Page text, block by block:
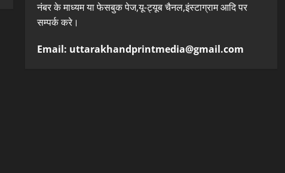
नंबर के माध्यम या फेसबुक पेज,यू-ट्यूब चैनल,इंस्टाग्राम आदि पर
सम्पर्क करे।
Email: uttarakhandprintmedia@gmail.com